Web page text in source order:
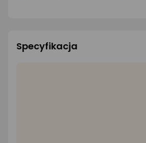
Specyfikacja